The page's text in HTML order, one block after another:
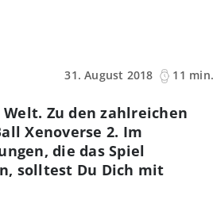
31. August 2018
11 min.
Zu den zahlreichen
Xenoverse 2. Im
die das Spiel
solltest Du Dich mit